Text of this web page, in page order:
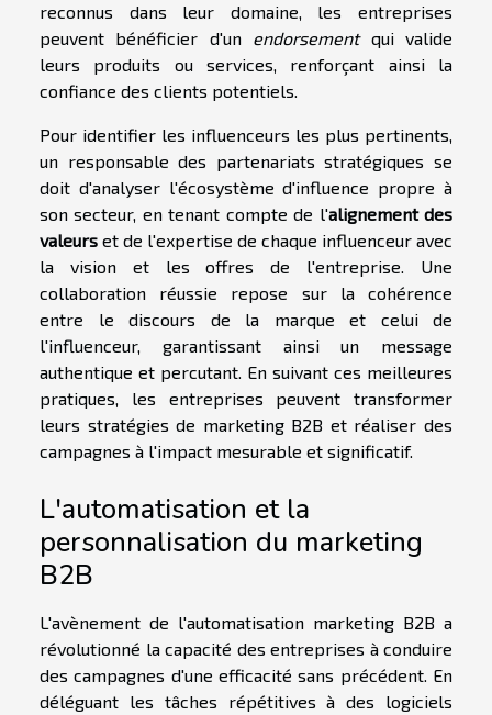
reconnus dans leur domaine, les entreprises
peuvent bénéficier d'un endorsementqui valide
leurs produits ou services, renforçant ainsi la
confiance des clients potentiels.
Pour identifier les influenceurs les plus pertinents,
un responsable des partenariats stratégiques se
doit d'analyser l'écosystème d'influence propre à
son secteur, en tenant compte de l'alignement des
valeurs et de l'expertise de chaque influenceur avec
la vision et les offres de l'entreprise. Une
collaboration réussie repose sur la cohérence
entre le discours de la marque et celui de
l'influenceur, garantissant ainsi un message
authentique et percutant. En suivant ces meilleures
pratiques, les entreprises peuvent transformer
leurs stratégies de marketing B2B et réaliser des
campagnes à l'impact mesurable et significatif.
L'automatisation et la
personnalisation du marketing
B2B
L'avènement de l'automatisation marketing B2B a
révolutionné la capacité des entreprises à conduire
des campagnes d'une efficacité sans précédent. En
déléguant les tâches répétitives à des logiciels